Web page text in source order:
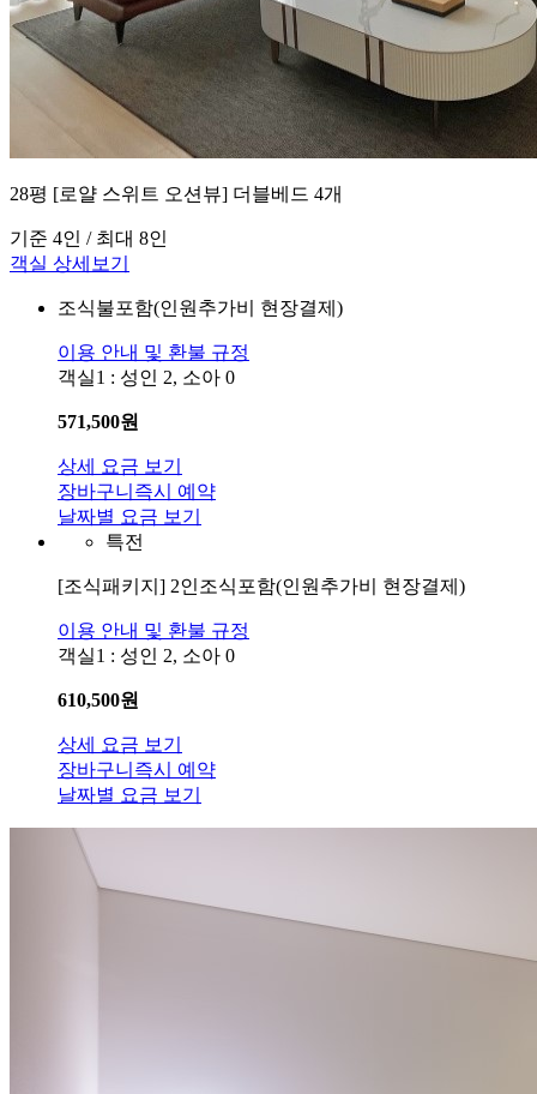
28평 [로얄 스위트 오션뷰] 더블베드 4개
기준 4인 / 최대 8인
객실 상세보기
조식불포함(인원추가비 현장결제)
이용 안내 및 환불 규정
객실1 : 성인 2, 소아 0
571,500원
상세 요금 보기
장바구니 즉시 예약
날짜별 요금 보기
특전
[조식패키지] 2인조식포함(인원추가비 현장결제)
이용 안내 및 환불 규정
객실1 : 성인 2, 소아 0
610,500원
상세 요금 보기
장바구니 즉시 예약
날짜별 요금 보기